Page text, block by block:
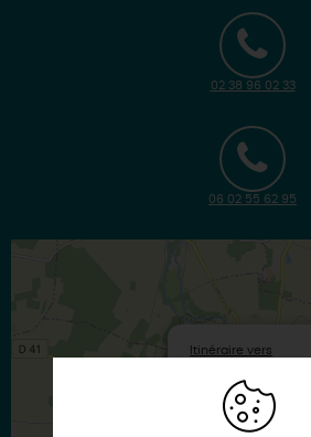
02 38 96 02 33
06 02 55 62 95
Itinéraire vers